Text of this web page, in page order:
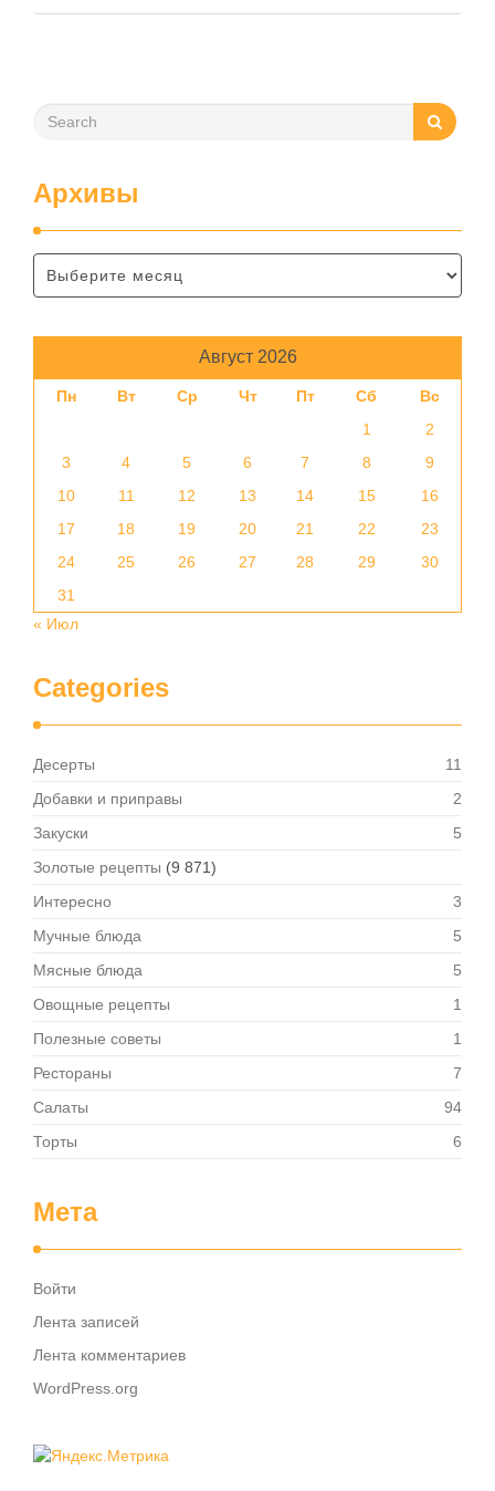
зависит от нескольких факторов, включая температуру
Архивы
Август 2026
Пн Вт Ср Чт Пт Сб
Вс
1
2
3
4 5 6 7 8
9
10
11 12 13 14 15
16
17
18 19 20 21 22
23
24
25 26 27 28 29
30
31
« Июл
Categories
Десерты
11
Добавки и приправы
2
Закуски
5
Золотые рецепты (9 871)
Интересно
3
Мучные блюда
5
Мясные блюда
5
Овощные рецепты
1
Полезные советы
1
Рестораны
7
Салаты
94
Торты
6
Мета
Войти
Лента записей
Лента комментариев
WordPress.org